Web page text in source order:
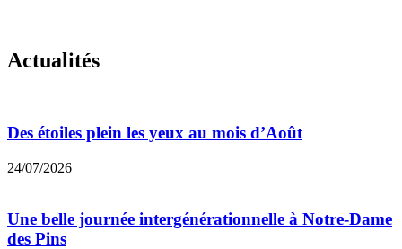
Actualités
Des étoiles plein les yeux au mois d’Août
24/07/2026
Une belle journée intergénérationnelle à Notre-Dame
des Pins